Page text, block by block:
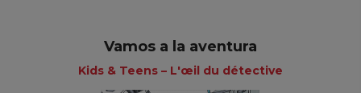
Vamos a la aventura
Kids & Teens – L'œil du détective